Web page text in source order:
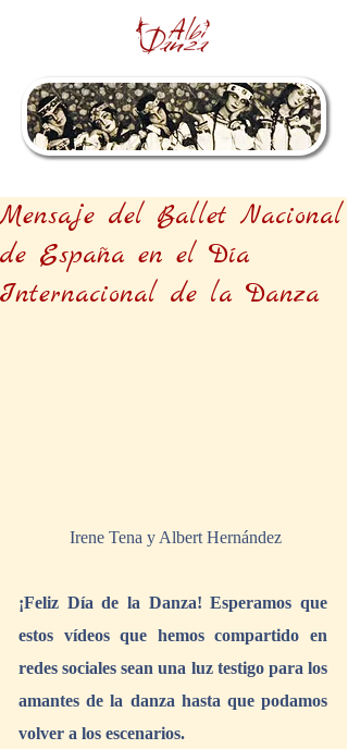
Mensaje del Ballet Nacional
de España en el Día
Internacional de la Danza
Irene Tena y Albert Hernández
¡Feliz Día de la Danza! Esperamos que
estos vídeos que hemos compartido en
redes sociales sean una luz testigo para los
amantes de la danza hasta que podamos
volver a los escenarios.